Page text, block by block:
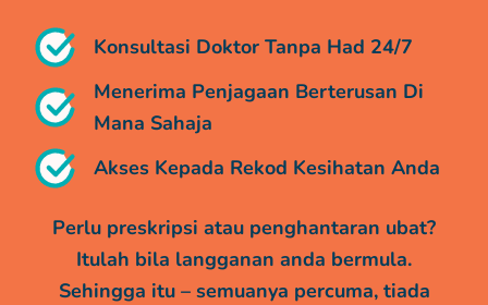
Konsultasi Doktor Tanpa Had 24/7
Menerima Penjagaan Berterusan Di
Mana Sahaja
Akses Kepada Rekod Kesihatan Anda
Perlu preskripsi atau penghantaran ubat?
Itulah bila langganan anda bermula.
Sehingga itu – semuanya percuma, tiada